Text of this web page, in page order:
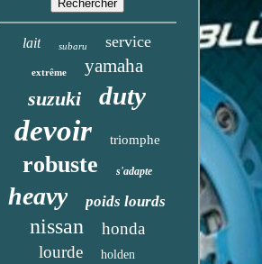
lait subaru service
extrême yamaha
suzuki duty
devoir triomphe
robuste s'adapte
heavy poids lourds
nissan
honda
lourde
holden